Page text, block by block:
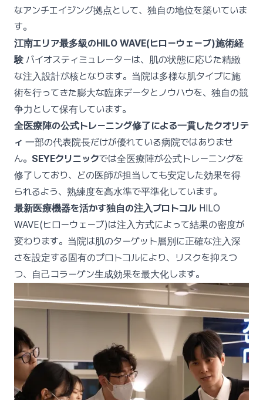
なアンチエイジング拠点として、独自の地位を築いていま
す。
江南エリア最多級のHILO WAVE(ヒローウェーブ)施術経
験 バイオスティミュレーターは、肌の状態に応じた精緻
な注入設計が核となります。当院は多様な肌タイプに施
術を行ってきた膨大な臨床データとノウハウを、独自の競
争力として保有しています。
全医療陣の公式トレーニング修了による一貫したクオリテ
ィ 一部の代表院長だけが優れている病院ではありませ
ん。 SEYEクリニックでは全医療陣が公式トレーニングを
修了しており、どの医師が担当しても安定した効果を得
られるよう、熟練度を高水準で平準化しています。
最新医療機器を活かす独自の注入プロトコル HILO
WAVE(ヒローウェーブ)は注入方式によって結果の密度が
変わります。当院は肌のターゲット層別に正確な注入深
さを設定する固有のプロトコルにより、リスクを抑えつ
つ、自己コラーゲン生成効果を最大化します。